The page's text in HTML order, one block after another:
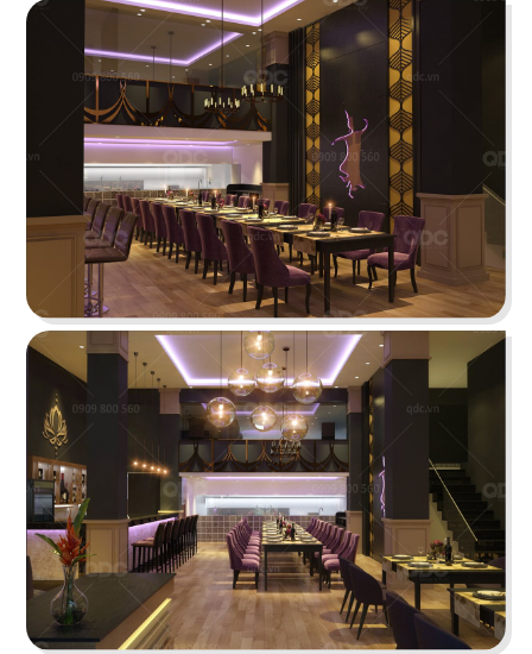
PHÊ LA
Dự án mới nhất của chúng tôi, Phê La - Biên Hòa
tọa lạc trên con đường Võ Thị Sáu sầm uất...
Chi tiết